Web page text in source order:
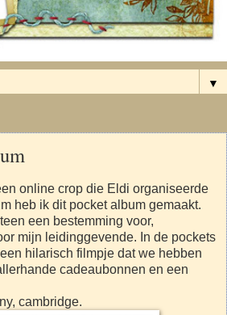
▼
online crop die Eldi organiseerde
heb ik dit pocket album gemaakt.
een bestemming voor,
mijn leidinggevende. In de pockets
hilarisch filmpje dat we hebben
cadeaubonnen en een
cambridge.